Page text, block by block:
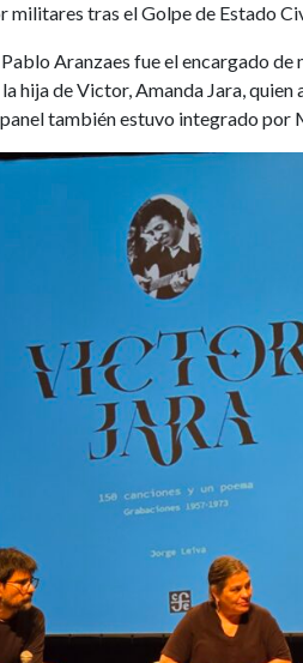
militares tras el Golpe de Estado
Aranzaes fue el encargado
hija de Victor, Amanda Jara,
también estuvo integrado por